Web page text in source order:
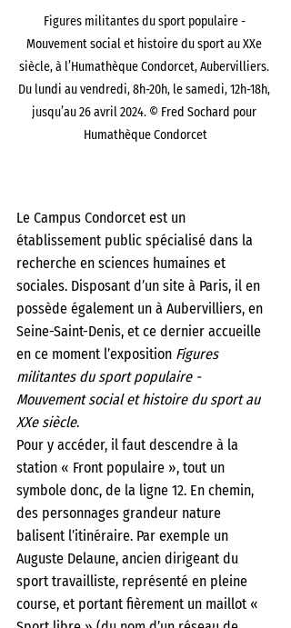
Figures militantes du sport populaire -
Mouvement social et histoire du sport au XXe
siècle, à l’Humathèque Condorcet, Aubervilliers.
Du lundi au vendredi, 8h-20h, le samedi, 12h-18h,
jusqu’au 26 avril 2024. © Fred Sochard pour
Humathèque Condorcet
Le Campus Condorcet est un
établissement public spécialisé dans la
recherche en sciences humaines et
sociales. Disposant d’un site à Paris, il en
possède également un à Aubervilliers, en
Seine-Saint-Denis, et ce dernier accueille
en ce moment l’exposition Figures
militantes du sport populaire -
Mouvement social et histoire du sport au
XXe siècle.
Pour y accéder, il faut descendre à la
station « Front populaire », tout un
symbole donc, de la ligne 12. En chemin,
des personnages grandeur nature
balisent l’itinéraire. Par exemple un
Auguste Delaune, ancien dirigeant du
sport travailliste, représenté en pleine
course, et portant fièrement un maillot «